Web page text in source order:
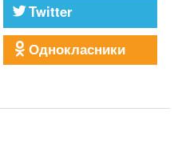
Twitter
Однокласники